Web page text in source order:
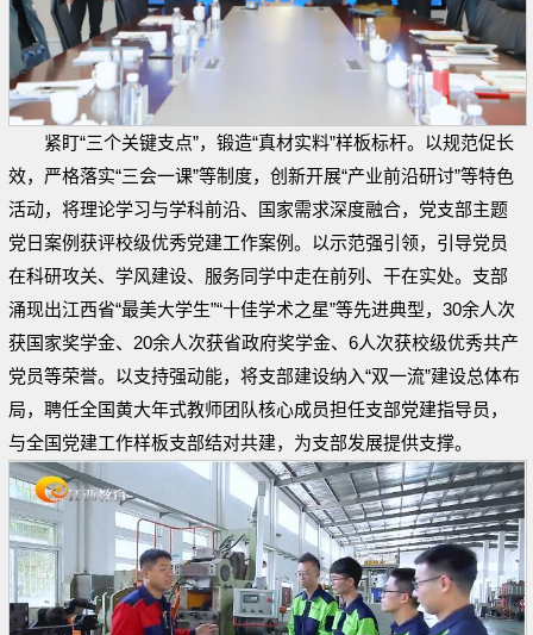
紧盯“三个关键支点”，锻造“真材实料”样板标杆。以规范促长
效，严格落实“三会一课”等制度，创新开展“产业前沿研讨”等特色
活动，将理论学习与学科前沿、国家需求深度融合，党支部主题
党日案例获评校级优秀党建工作案例。以示范强引领，引导党员
在科研攻关、学风建设、服务同学中走在前列、干在实处。支部
涌现出江西省“最美大学生”“十佳学术之星”等先进典型，30余人次
获国家奖学金、20余人次获省政府奖学金、6人次获校级优秀共产
党员等荣誉。以支持强动能，将支部建设纳入“双一流”建设总体布
局，聘任全国黄大年式教师团队核心成员担任支部党建指导员，
与全国党建工作样板支部结对共建，为支部发展提供支撑。